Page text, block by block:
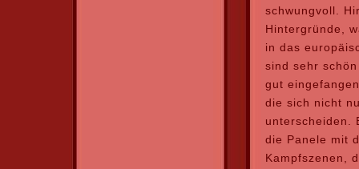
schwungvoll.
Hintergründe,
in das
sind sehr
gut
die sich nicht
unterscheiden.
die Panele mit
Kampfszenen,